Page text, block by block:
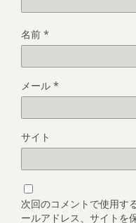
名前 *
メール *
サイト
次回のコメントで使用す
ールアドレス、サイトを